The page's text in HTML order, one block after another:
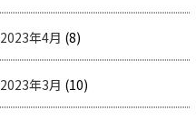
2023年4月 (8)
2023年3月 (10)